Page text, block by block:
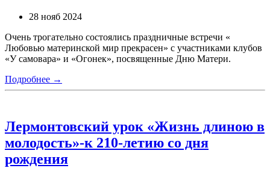
28 нояб 2024
Очень трогательно состоялись праздничные встречи «
Любовью материнской мир прекрасен» с участниками клубов
«У самовара» и «Огонек», посвященные Дню Матери.
Подробнее →
Лермонтовский урок «Жизнь длиною в
молодость»-к 210-летию со дня
рождения